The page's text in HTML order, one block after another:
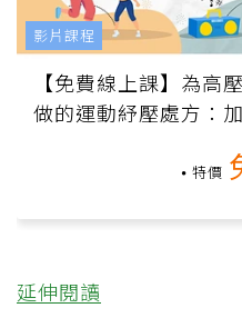
【免費線上課】為高
做的運動紓壓處方：
特價
影片課程
延伸閱讀